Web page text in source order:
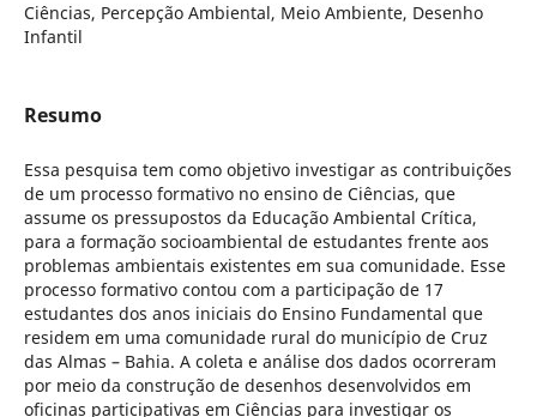
Ciências, Percepção Ambiental, Meio Ambiente, Desenho
Infantil
Resumo
Essa pesquisa tem como objetivo investigar as contribuições
de um processo formativo no ensino de Ciências, que
assume os pressupostos da Educação Ambiental Crítica,
para a formação socioambiental de estudantes frente aos
problemas ambientais existentes em sua comunidade. Esse
processo formativo contou com a participação de 17
estudantes dos anos iniciais do Ensino Fundamental que
residem em uma comunidade rural do município de Cruz
das Almas – Bahia. A coleta e análise dos dados ocorreram
por meio da construção de desenhos desenvolvidos em
oficinas participativas em Ciências para investigar os